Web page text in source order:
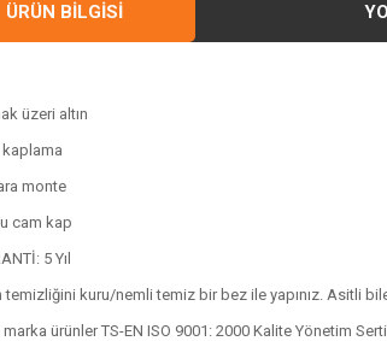
ÜRÜN BILGISI
üzeri altın
kaplama
monte
cam kap
5 Yıl
temizliğini kuru/nemli temiz bir bez ile yapınız. Asitli
marka ürünler TS-EN ISO 9001: 2000 Kalite Yönetim